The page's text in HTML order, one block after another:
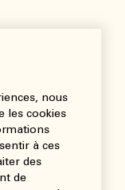
nous
les cookies
à ces
des
de